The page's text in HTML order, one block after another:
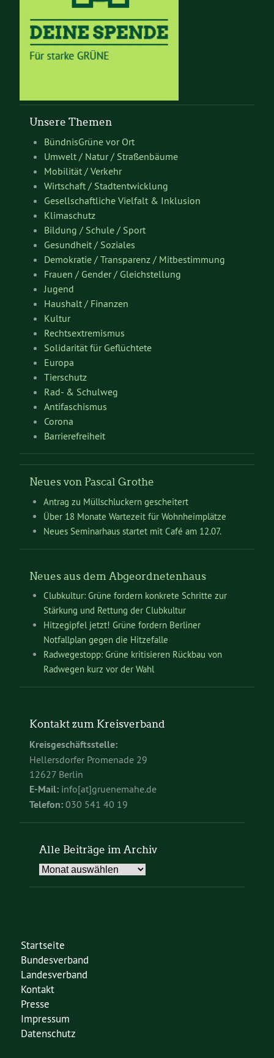
Unsere Themen
BündnisGrüne vor Ort
Umwelt / Natur / Straßenbäume
Mobilität / Verkehr
Wirtschaft / Stadtentwicklung
Gesellschaftliche Vielfalt & Inklusion
Klimaschutz
Bildung / Schule / Sport
Gesundheit / Soziales
Demokratie / Transparenz / Mitbestimmung
Frauen / Gender / Gleichstellung
Jugend
Haushalt / Finanzen
Kultur
Rechtsextremismus
Solidarität für Geflüchtete
Europa
Tierschutz
Rad- & Schulweg
Antifaschismus
Corona
Barrierefreiheit
Neues von Pascal Grothe
Antrag zu Müllschluckern gescheitert
Über 18 Monate Wartezeit für Wohnheimplätze
Neues Seminarhaus startet mit Café am 12.07.
Neues aus dem Abgeordnetenhaus
Clubkultur: Grüne fordern konkrete Schritte zur
Stärkung und Rettung der Clubkultur
Hitzegipfel jetzt! Grüne fordern Berliner
Notfallplan gegen die Hitzefalle
Radwegestopp: Grüne kritisieren Rückbau von
Radwegen kurz vor der Wahl
Kontakt zum Kreisverband
Kreisgeschäftsstelle:
Hellersdorfer Promenade 29
12627 Berlin
E-Mail: info[at]gruenemahe.de
Telefon: 030 541 40 19
Alle Beiträge im Archiv
Alle
Startseite
Bundesverband
Landesverband
Kontakt
Presse
Impressum
Datenschutz